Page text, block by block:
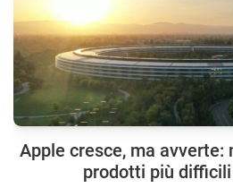
Apple cresce, ma avverte:
prodotti più